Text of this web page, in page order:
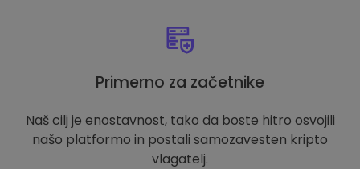
Primerno za začetnike
Naš cilj je enostavnost, tako da boste hitro osvojili
našo platformo in postali samozavesten kripto
vlagatelj.